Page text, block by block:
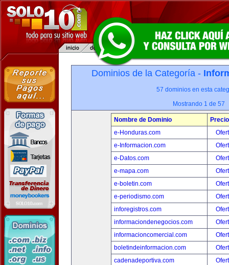
Dominios de la Categoría -
57 dominios en esta
Mostrando 1 de 57
Nombre de Dominio
Precio
e-Honduras.com
e-Informacion.com
e-Datos.com
e-mapa.com
e-boletin.com
e-periodismo.com
inforegistros.com
informaciondenegocios.com
informacioncomercial.com
boletindeinformacion.com
cadenadeportiva.com